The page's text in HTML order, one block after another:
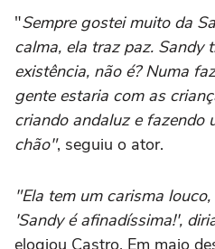
"Sempre gostei muito da
calma, ela traz paz. Sandy
existência, não é? Numa
gente estaria com as
criando andaluz e fazendo
chão", seguiu o ator.
"Ela tem um carisma
'Sandy é afinadíssima!',
elogiou Castro. Em maio